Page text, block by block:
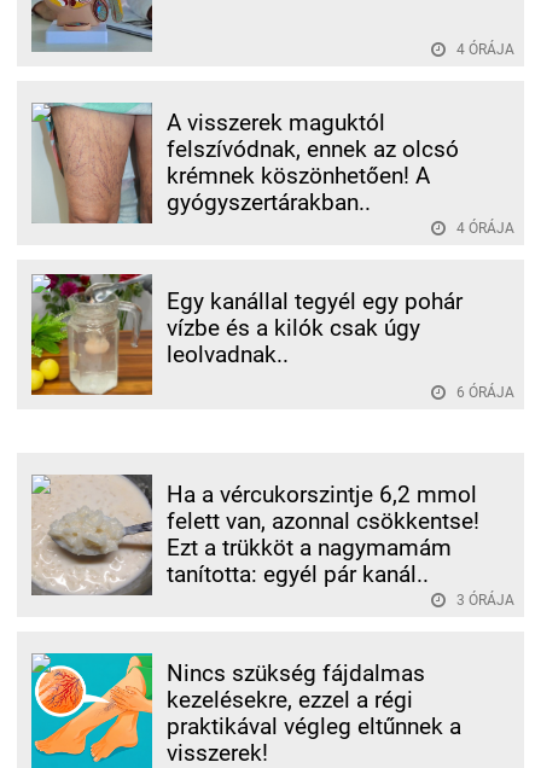
4 ÓRÁJA
A visszerek maguktól
felszívódnak, ennek az olcsó
krémnek köszönhetően! A
gyógyszertárakban..
4 ÓRÁJA
Egy kanállal tegyél egy pohár
vízbe és a kilók csak úgy
leolvadnak..
6 ÓRÁJA
Ha a vércukorszintje 6,2 mmol
felett van, azonnal csökkentse!
Ezt a trükköt a nagymamám
tanította: egyél pár kanál..
3 ÓRÁJA
Nincs szükség fájdalmas
kezelésekre, ezzel a régi
praktikával végleg eltűnnek a
visszerek!